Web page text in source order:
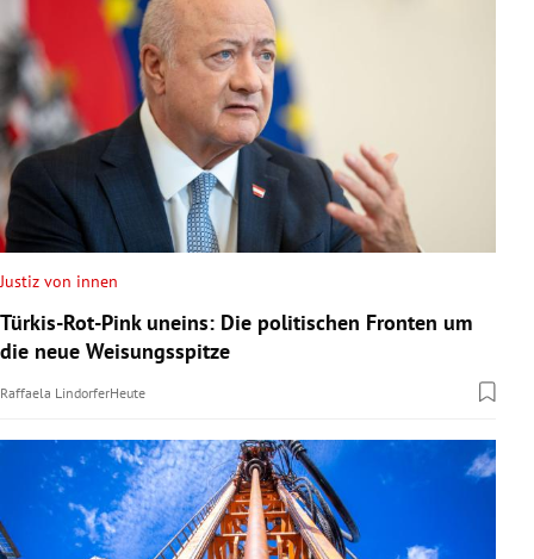
Justiz von innen
Türkis-Rot-Pink uneins: Die politischen Fronten um
die neue Weisungsspitze
Raffaela LindorferHeute